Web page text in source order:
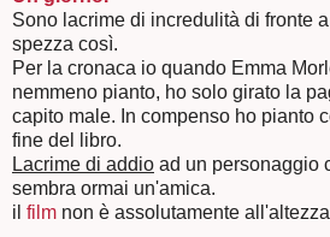
Sono lacrime di incredulità di fronte
spezza così.
Per la cronaca io quando Emma
nemmeno pianto, ho solo girato la
capito male. In compenso ho pianto
fine del libro.
Lacrime di addio ad un personaggio
sembra ormai un'amica.
il film non è assolutamente